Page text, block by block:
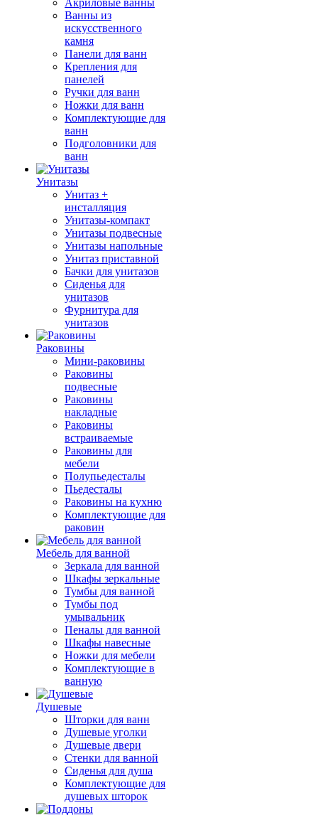
Акриловые ванны
Ванны из
искусственного
камня
Панели для ванн
Крепления для
панелей
Ручки для ванн
Ножки для ванн
Комплектующие для
ванн
Подголовники для
ванн
Унитазы
Унитаз +
инсталляция
Унитазы-компакт
Унитазы подвесные
Унитазы напольные
Унитаз приставной
Бачки для унитазов
Сиденья для
унитазов
Фурнитура для
унитазов
Раковины
Мини-раковины
Раковины
подвесные
Раковины
накладные
Раковины
встраиваемые
Раковины для
мебели
Полупьедесталы
Пьедесталы
Раковины на кухню
Комплектующие для
раковин
Мебель для ванной
Зеркала для ванной
Шкафы зеркальные
Тумбы для ванной
Тумбы под
умывальник
Пеналы для ванной
Шкафы навесные
Ножки для мебели
Комплектующие в
ванную
Душевые
Шторки для ванн
Душевые уголки
Душевые двери
Стенки для ванной
Сиденья для душа
Комплектующие для
душевых шторок